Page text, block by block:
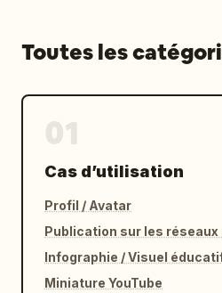
Toutes les
Cas d’utilisation
Profil / Avatar
Publication sur les réseaux
Infographie / Visuel
Miniature YouTube